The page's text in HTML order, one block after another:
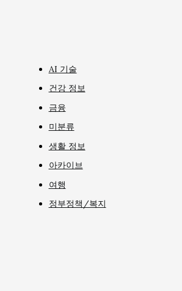
AI 기술
건강 정보
금융
미분류
생활 정보
아카이브
여행
정부정책/복지